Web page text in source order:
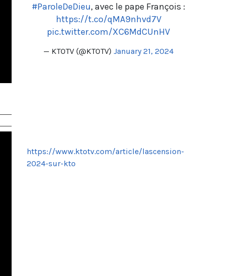
#ParoleDeDieu, avec le pape François :
https://t.co/qMA9nhvd7V
pic.twitter.com/XC6MdCUnHV
— KTOTV (@KTOTV)January 21, 2024
https://www.ktotv.com/article/lascension-
2024-sur-kto